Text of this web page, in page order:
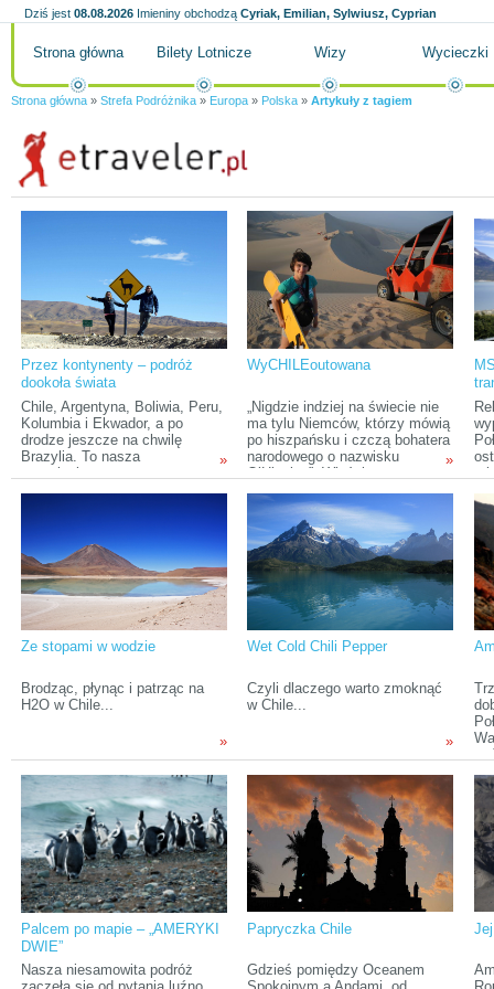
Dziś jest 08.08.2026 Imieniny obchodzą Cyriak, Emilian, Sylwiusz, Cyprian
Strona główna Bilety Lotnicze Wizy Wycieczki
Strona główna » Strefa Podróżnika » Europa » Polska » Artykuły z tagiem
Przez kontynenty – podróż
dookoła świata
Chile, Argentyna, Boliwia, Peru,
Kolumbia i Ekwador, a po
drodze jeszcze na chwilę
Brazylia. To nasza
trzymiesięczna trasa w
żeby zarobić na dalszą podróż,
przylecieliśmy do Santiago
(stolicy Chile) w trzech
zespołach: Kuba z Martą,
Maciek z Hanią, która po 9
miesiącach w Polsce znów
dołączyła do ekipy Przez
Kontynenty oraz samotnie
»
WyCHILEoutowana
„Nigdzie indziej na świecie nie
ma tylu Niemców, którzy mówią
po hiszpańsku i czczą bohatera
narodowego o nazwisku
O’Higgins”. Właśnie ta,
na temat Chile pchnęła moje
zainteresowania w kierunku
owego chudego jak patyk kraju.
Choć od tamtego czasu minęło
już wiele lat, ciekawość
pozostała, ale decyzja o
wyjeździe zapadła dopiero
niedawno.
»
Ze stopami w wodzie
Brodząc, płynąc i patrząc na
H2O w Chile...
»
Wet Cold Chili Pepper
Czyli dlaczego warto zmoknąć
w Chile...
»
od
Palcem po mapie – „AMERYKI
DWIE”
Nasza niesamowita podróż
Papryczka Chile
Gdzieś pomiędzy Oceanem